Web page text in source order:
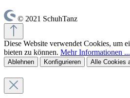
© 2021 SchuhTanz
Diese Website verwendet Cookies, um
bieten zu können. Mehr Informationen ...
Ablehnen Konfigurieren Alle Cookies